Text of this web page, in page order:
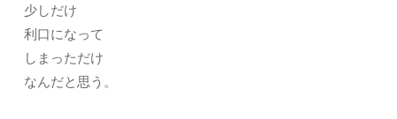
少しだけ
利口になって
しまっただけ
なんだと思う。